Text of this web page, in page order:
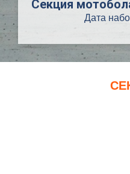
Секция
Дата